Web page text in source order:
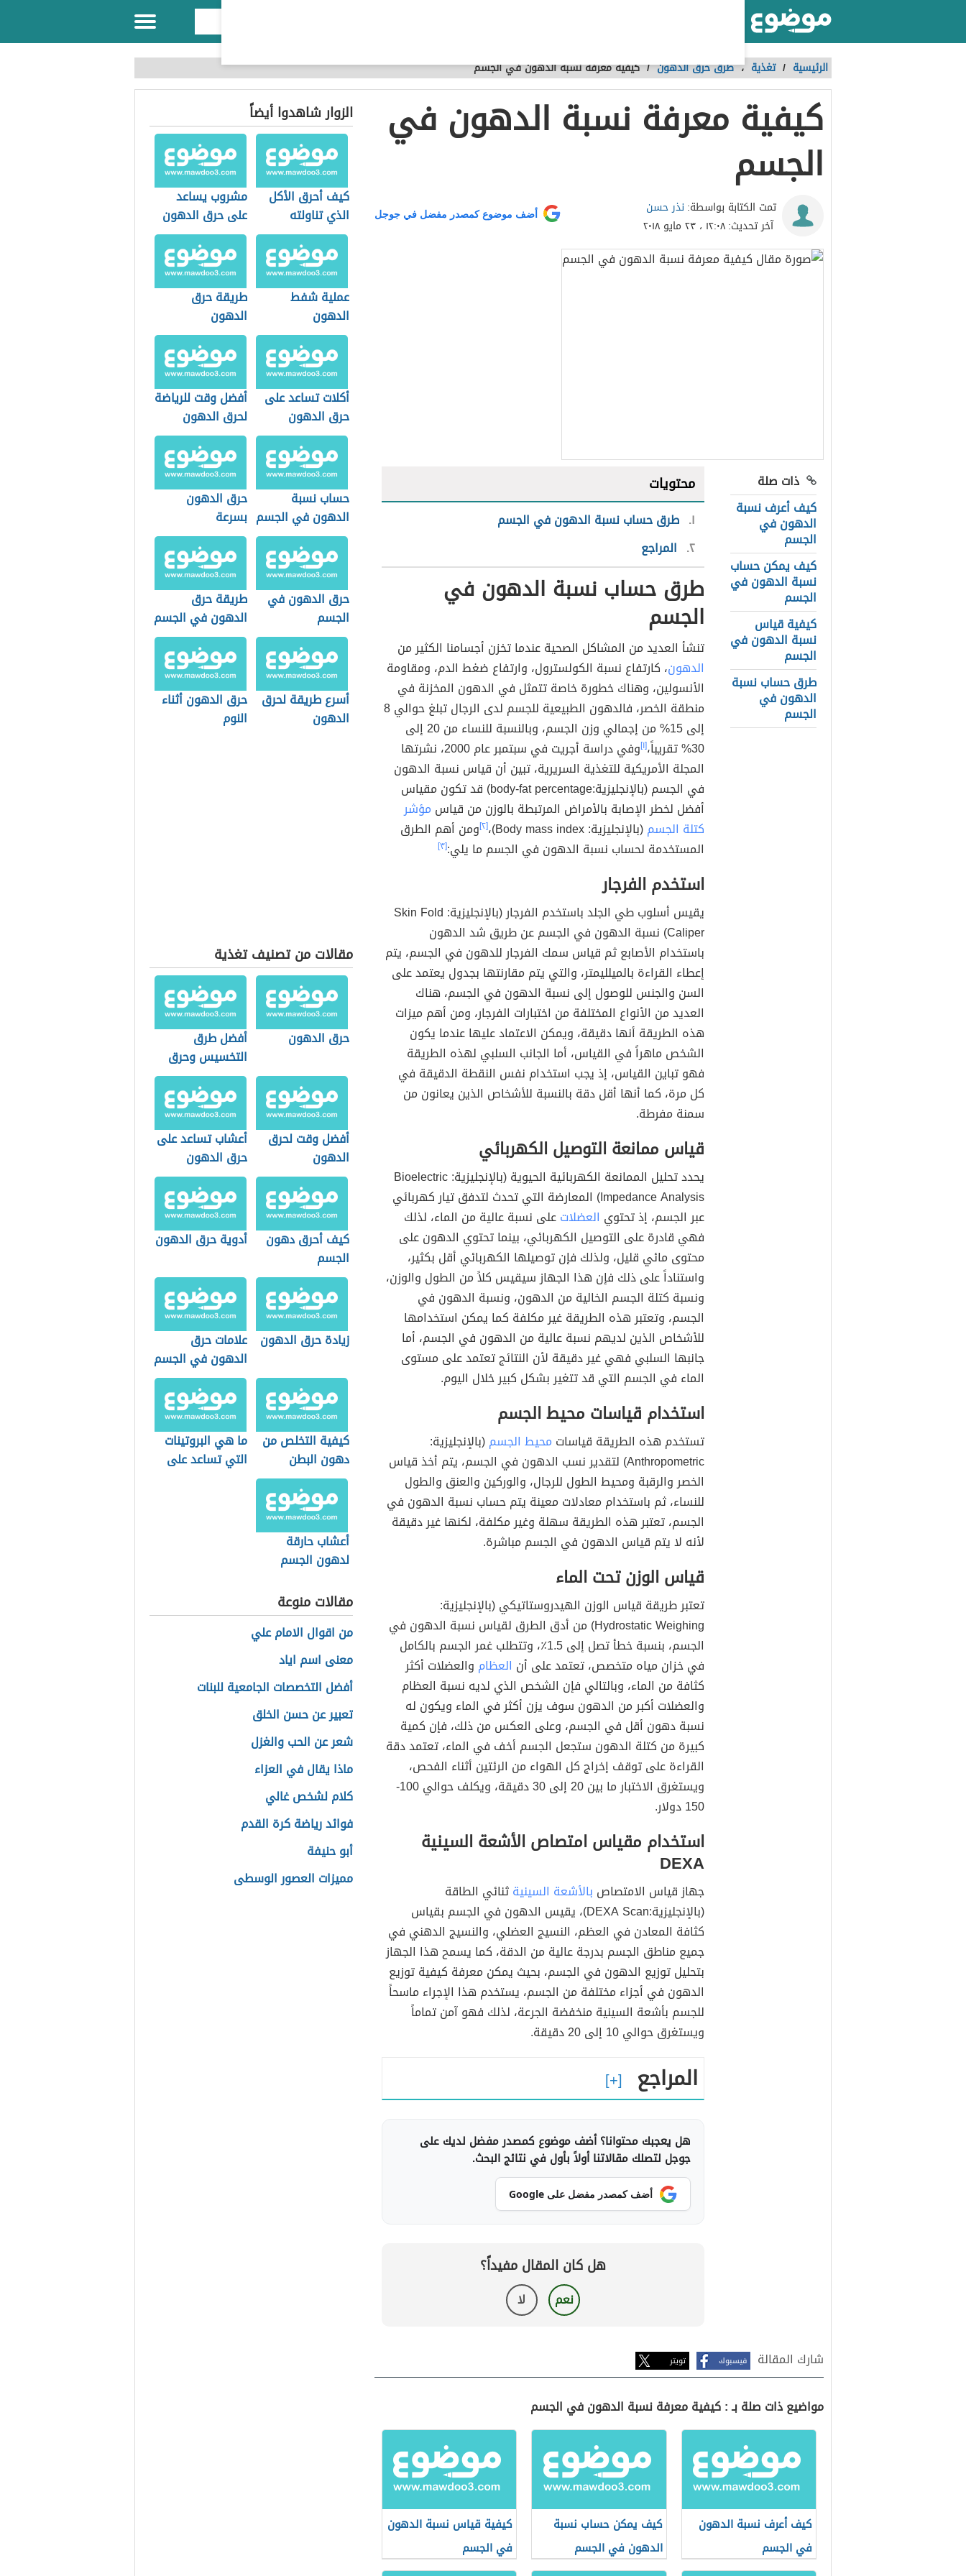
الرئيسية / تغذية ،طرق حرق الدهون /كيفية معرفة نسبة الدهون في الجسم
كيفية معرفة نسبة الدهون في
الجسم
تمت الكتابة بواسطة: نذر حسن
آخر تحديث:١٢:٠٨ ، ٢٣ مايو ٢٠١٨
أضف موضوع كمصدر مفضل في جوجل
ذات صلة
كيف أعرف نسبة
الدهون في
الجسم
كيف يمكن حساب
نسبة الدهون في
الجسم
كيفية قياس
نسبة الدهون في
الجسم
طرق حساب نسبة
الدهون في
الجسم
محتويات
١ طرق حساب نسبة الدهون في الجسم
٢ المراجع
طرق حساب نسبة الدهون في
الجسم
تنشأ العديد من المشاكل الصحية عندما تخزن أجسامنا الكثير من
الدهون، كارتفاع نسبة الكولسترول، وارتفاع ضغط الدم، ومقاومة
الأنسولين، وهناك خطورة خاصة تتمثل في الدهون المخزنة في
منطقة الخصر، فالدهون الطبيعية للجسم لدى الرجال تبلغ حوالي 8
إلى 15% من إجمالي وزن الجسم، وبالنسبة للنساء من 20 إلى
30% تقريباً،
[١]
وفي دراسة أجريت في سبتمبر عام 2000، نشرتها
المجلة الأمريكية للتغذية السريرية، تبين أن قياس نسبة الدهون
في الجسم (بالإنجليزية:body-fat percentage) قد تكون مقياس
أفضل لخطر الإصابة بالأمراض المرتبطة بالوزن من قياس مؤشر
كتلة الجسم(بالإنجليزية: Body mass index)، [٢] ومن أهم الطرق
المستخدمة لحساب نسبة الدهون في الجسم ما يلي:[٣]
استخدم الفرجار
يقيس أسلوب طي الجلد باستخدم الفرجار (بالإنجليزية: Skin Fold
Caliper) نسبة الدهون في الجسم عن طريق شد الدهون
باستخدام الأصابع ثم قياس سمك الفرجار للدهون في الجسم، يتم
إعطاء القراءة بالميلليمتر، والتي يتم مقارنتها بجدول يعتمد على
السن والجنس للوصول إلى نسبة الدهون في الجسم، هناك
العديد من الأنواع المختلفة من اختبارات الفرجار، ومن أهم ميزات
هذه الطريقة أنها دقيقة، ويمكن الاعتماد عليها عندما يكون
الشخص ماهراً في القياس، أما الجانب السلبي لهذه الطريقة
فهو تباين القياس، إذ يجب استخدام نفس النقطة الدقيقة في
كل مرة، كما أنها أقل دقة بالنسبة للأشخاص الذين يعانون من
سمنة مفرطة.
قياس ممانعة التوصيل الكهربائي
يحدد تحليل الممانعة الكهربائية الحيوية (بالإنجليزية: Bioelectric
Impedance Analysis) المعارضة التي تحدث لتدفق تيار كهربائي
عبر الجسم، إذ تحتوي العضلاتعلى نسبة عالية من الماء، لذلك
فهي قادرة على التوصيل الكهربائي، بينما تحتوي الدهون على
محتوى مائي قليل، ولذلك فإن توصيلها الكهربائي أقل بكثير،
واستناداً على ذلك فإن هذا الجهاز سيقيس كلاً من الطول والوزن،
ونسبة كتلة الجسم الخالية من الدهون، ونسبة الدهون في
الجسم، وتعتبر هذه الطريقة غير مكلفة كما يمكن استخدامها
للأشخاص الذين لديهم نسبة عالية من الدهون في الجسم، أما
جانبها السلبي فهي غير دقيقة لأن النتائج تعتمد على مستوى
الماء في الجسم التي قد تتغير بشكل كبير خلال اليوم.
استخدام قياسات محيط الجسم
تستخدم هذه الطريقة قياسات محيط الجسم(بالإنجليزية:
Anthropometric) لتقدير نسب الدهون في الجسم، يتم أخذ قياس
الخصر والرقبة ومحيط الطول للرجال، والوركين والعنق والطول
للنساء، ثم باستخدام معادلات معينة يتم حساب نسبة الدهون في
الجسم، تعتبر هذه الطريقة سهلة وغير مكلفة، لكنها غير دقيقة
لأنه لا يتم قياس الدهون في الجسم مباشرة.
قياس الوزن تحت الماء
تعتبر طريقة قياس الوزن الهيدروستاتيكي (بالإنجليزية:
Hydrostatic Weighing) من أدق الطرق لقياس نسبة الدهون في
الجسم، بنسبة خطأ تصل إلى 1.5٪، وتتطلب غمر الجسم بالكامل
في خزان مياه متخصص، تعتمد على أن العظام والعضلات أكثر
كثافة من الماء، وبالتالي فإن الشخص الذي لديه نسبة العظام
والعضلات أكبر من الدهون سوف يزن أكثر في الماء ويكون له
نسبة دهون أقل في الجسم، وعلى العكس من ذلك، فإن كمية
كبيرة من كتلة الدهون ستجعل الجسم أخف في الماء، تعتمد دقة
القراءة على توقف إخراج كل الهواء من الرئتين أثناء الفحص،
ويستغرق الاختبار ما بين 20 إلى 30 دقيقة، ويكلف حوالي 100-
150 دولار.
استخدام مقياس امتصاص الأشعة السينية
DEXA
جهاز قياس الامتصاص بالأشعة السينيةثنائي الطاقة
(بالإنجليزية:DEXA Scan)، يقيس الدهون في الجسم بقياس
كثافة المعادن في العظم، النسيج العضلي، والنسيج الدهني في
جميع مناطق الجسم بدرجة عالية من الدقة، كما يسمح هذا الجهاز
بتحليل توزيع الدهون في الجسم، بحيث يمكن معرفة كيفية توزيع
الدهون في أجزاء مختلفة من الجسم، يستخدم هذا الإجراء ماسحاً
للجسم بأشعة السينية منخفضة الجرعة، لذلك فهو آمن تماماً
ويستغرق حوالي 10 إلى 20 دقيقة.
المراجع
هل يعجبك محتوانا؟ أضف موضوع كمصدر مفضل لديك على
جوجل لتصلك مقالاتنا أولاً بأول في نتائج البحث.
أضف كمصدر مفضل على Google
هل كان المقال مفيداً؟
نعم لا
شارك المقالة فيسبوك تويتر
مواضيع ذات صلة بـ : كيفية معرفة نسبة الدهون في الجسم
كيف أعرف نسبة الدهون
في الجسم
كيف يمكن حساب نسبة
الدهون في الجسم
كيفية قياس نسبة الدهون
في الجسم
الزوار شاهدوا أيضاً
كيف أحرق الأكل
الذي تناولته
مشروب يساعد
على حرق الدهون
عملية شفط
الدهون
طريقة حرق
الدهون
أكلات تساعد على
حرق الدهون
أفضل وقت للرياضة
لحرق الدهون
حساب نسبة
الدهون في الجسم
حرق الدهون
بسرعة
حرق الدهون في
الجسم
طريقة حرق
الدهون في الجسم
أسرع طريقة لحرق
الدهون
حرق الدهون أثناء
النوم
مقالات من تصنيف تغذية
حرق الدهون
أفضل طرق
التخسيس وحرق
الدهون
أفضل وقت لحرق
الدهون
أعشاب تساعد على
حرق الدهون
كيف أحرق دهون
الجسم
أدوية حرق الدهون
زيادة حرق الدهون
علامات حرق
الدهون في الجسم
كيفية التخلص من
دهون البطن
والصدر للرجال
ما هي البروتينات
التي تساعد على
أعشاب حارقة
لدهون الجسم
مقالات منوعة
من اقوال الامام علي
معنى اسم اياد
أفضل التخصصات الجامعية للبنات
تعبير عن حسن الخلق
شعر عن الحب والغزل
ماذا يقال في العزاء
كلام لشخص غالي
فوائد رياضة كرة القدم
أبو حنيفة
مميزات العصور الوسطى